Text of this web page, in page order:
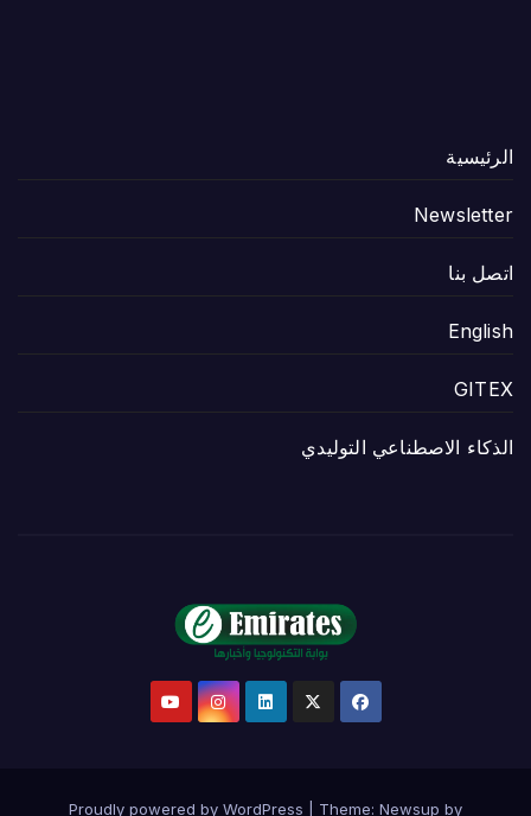
الرئيسية
Newsletter
اتصل بنا
English
GITEX
الذكاء الاصطناعي التوليدي
Proudly powered by WordPress Theme: Newsup by